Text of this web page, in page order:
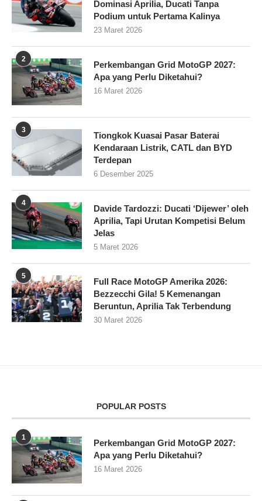
Dominasi Aprilia, Ducati Tanpa
Podium untuk Pertama Kalinya
23 Maret 2026
2
Perkembangan Grid MotoGP 2027:
Apa yang Perlu Diketahui?
16 Maret 2026
3
Tiongkok Kuasai Pasar Baterai
Kendaraan Listrik, CATL dan BYD
Terdepan
6 Desember 2025
4
Davide Tardozzi: Ducati ‘Dijewer’ oleh
Aprilia, Tapi Urutan Kompetisi Belum
Jelas
5 Maret 2026
5
Full Race MotoGP Amerika 2026:
Bezzecchi Gila! 5 Kemenangan
Beruntun, Aprilia Tak Terbendung
30 Maret 2026
POPULAR POSTS
1
Perkembangan Grid MotoGP 2027:
Apa yang Perlu Diketahui?
16 Maret 2026